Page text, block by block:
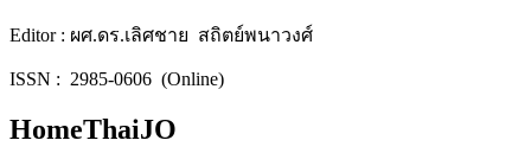
Editor : ผศ.ดร.เลิศชาย สถิตย์พนาวงศ์
ISSN : 2985-0606 (Online)
HomeThaiJO